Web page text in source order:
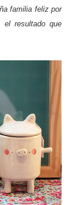
familia feliz por
resultado que